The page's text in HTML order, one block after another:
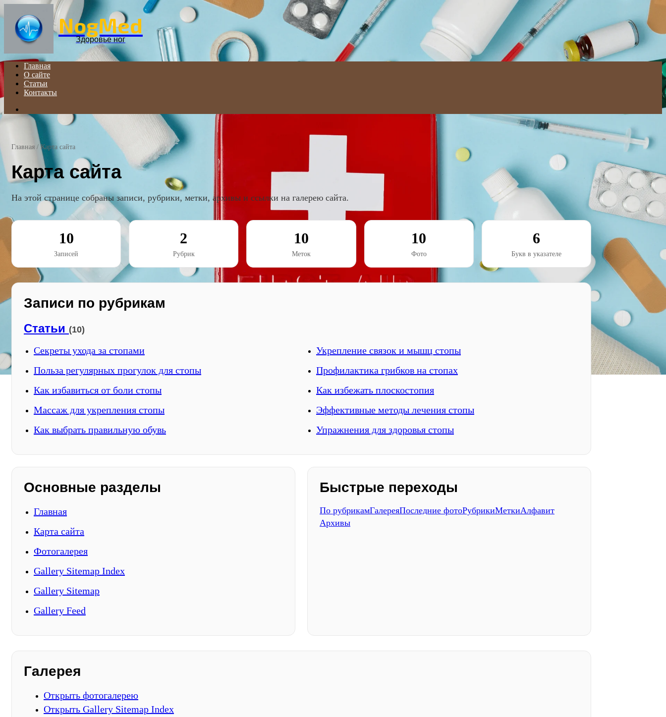
Menu
NogMed
Здоровье ног
Главная
О сайте
Статьи
Контакты
for
Главная /Карта сайта
Карта сайта
На этой странице собраны записи, рубрики, метки, архивы и ссылки на галерею сайта.
10
Записей
2
Рубрик
10
Меток
10
Фото
6
Букв в указателе
Записи по рубрикам
Статьи (10)
Секреты ухода за стопами
Польза регулярных прогулок для стопы
Как избавиться от боли стопы
Массаж для укрепления стопы
Как выбрать правильную обувь
Укрепление связок и мышц стопы
Профилактика грибков на стопах
Как избежать плоскостопия
Эффективные методы лечения стопы
Упражнения для здоровья стопы
Основные разделы
Главная
Карта сайта
Фотогалерея
Gallery Sitemap Index
Gallery Sitemap
Gallery Feed
Быстрые переходы
По рубрикамГалереяПоследние фотоРубрикиМеткиАлфавит
Архивы
Галерея
Открыть фотогалерею
Открыть Gallery Sitemap Index